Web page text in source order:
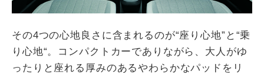
その4つの心地良さに含まれるのが“座り心地”と“乗
り心地“。コンパクトカーでありながら、大人がゆ
ったりと座れる厚みのあるやわらかなパッドをリ